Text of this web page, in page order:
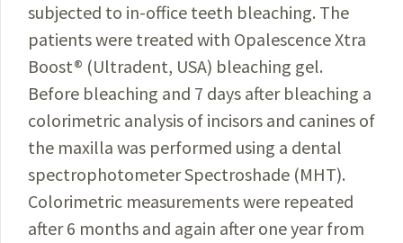
subjected to in-office teeth bleaching. The
patients were treated with Opalescence Xtra
Boost® (Ultradent, USA) bleaching gel.
Before bleaching and 7 days after bleaching a
colorimetric analysis of incisors and canines of
the maxilla was performed using a dental
spectrophotometer Spectroshade (MHT).
Colorimetric measurements were repeated
after 6 months and again after one year from